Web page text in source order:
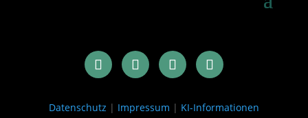
Datenschutz | Impressum | KI-Informationen